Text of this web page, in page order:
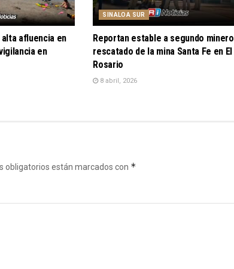
afluencia en
en
SINALOA SUR
Reportan estable a segundo minero
rescatado de la mina Santa Fe en El
Rosario
8 abril, 2026
obligatorios están marcados con *